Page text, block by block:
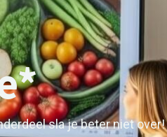
sla je beter niet over!